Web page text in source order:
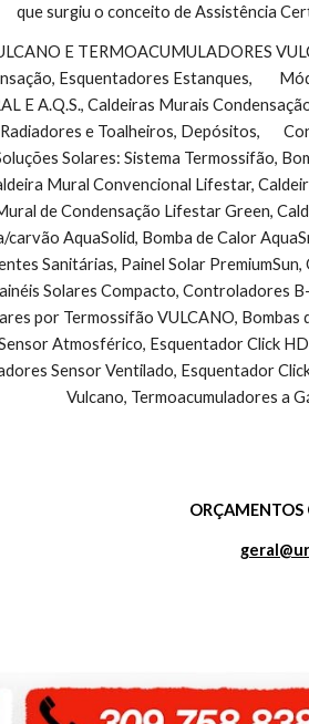
que surgiu o conceito de Assistência
Esquentadores Estanques,
E A.Q.S., Caldeiras Murais
e Toalheiros, Depósitos,
Solares: Sistema Termossifão,
Mural Convencional Lifestar,
de Condensação Lifestar Green,
carvão AquaSolid, Bomba de Calor
Sanitárias, Painel Solar
Solares Compacto, Controladores
por Termossifão VULCANO,
Atmosférico, Esquentador Click
Sensor Ventilado, Esquentador
Vulcano, Termoacumuladores a
ORÇAMENTOS